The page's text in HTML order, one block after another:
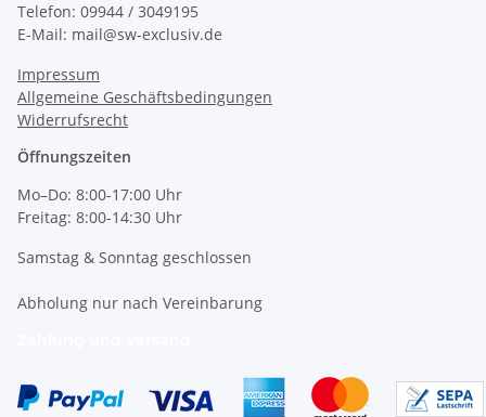
Telefon: 09944 / 3049195
E-Mail: mail@sw-exclusiv.de
Impressum
Allgemeine Geschäftsbedingungen
Widerrufsrecht
Öffnungszeiten
Mo–Do: 8:00-17:00 Uhr
Freitag: 8:00-14:30 Uhr
Samstag & Sonntag geschlossen
Abholung nur nach Vereinbarung